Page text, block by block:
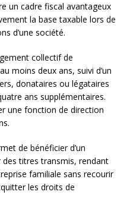
un cadre fiscal avantageux
la base taxable lors de
d’une société.
collectif de
moins deux ans, suivi d’un
donataires ou légataires
ans supplémentaires.
une fonction de direction
de bénéficier d’un
titres transmis, rendant
familiale sans recourir
les droits de